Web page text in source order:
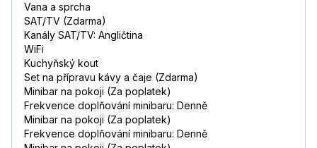
Vana a sprcha
SAT/TV (Zdarma)
Kanály SAT/TV: Angličtina
WiFi
Kuchyňský kout
Set na přípravu kávy a čaje (Zdarma)
Minibar na pokoji (Za poplatek)
Frekvence doplňování minibaru: Denně
Minibar na pokoji (Za poplatek)
Frekvence doplňování minibaru: Denně